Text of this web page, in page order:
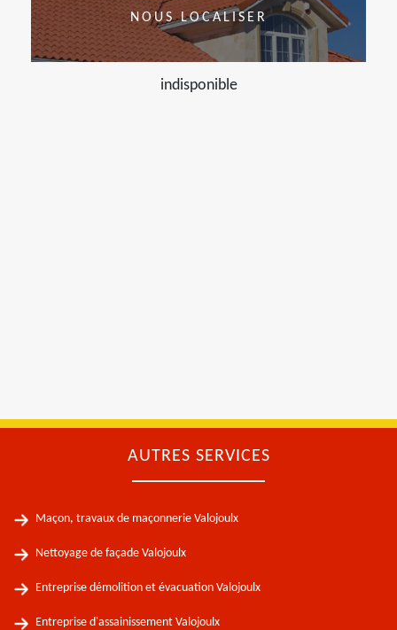
NOUS LOCALISER
indisponible
AUTRES SERVICES
Maçon, travaux de maçonnerie Valojoulx
Nettoyage de façade Valojoulx
Entreprise démolition et évacuation Valojoulx
Entreprise d'assainissement Valojoulx